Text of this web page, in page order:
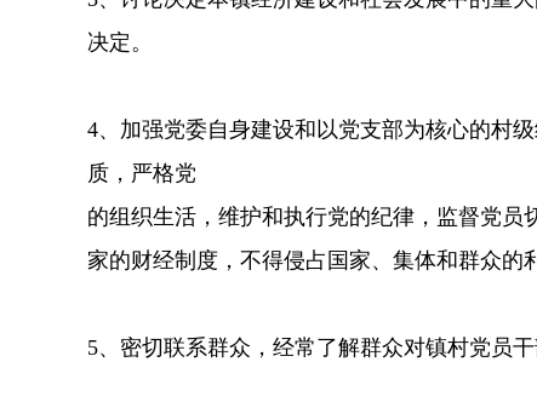
决定。
4、加强党委自身建设和以党支部为核心的村
质，严格党
的组织生活，维护和执行党的纪律，监督党
家的财经制度，不得侵占国家、集体和群众的
5、密切联系群众，经常了解群众对镇村党员